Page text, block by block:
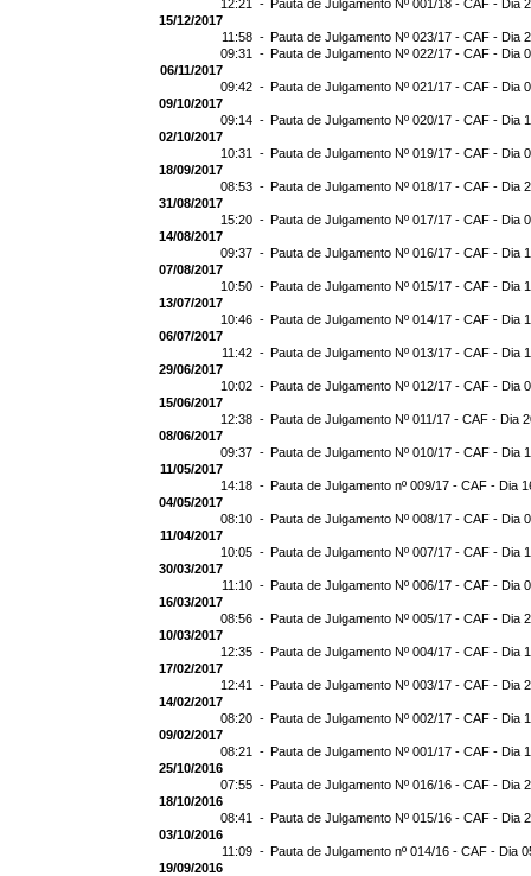
12:21 - Pauta de Julgamento Nº 001/18 - CAF - Dia
15/12/2017
11:58 - Pauta de Julgamento Nº 023/17 - CAF - Dia
09:31 - Pauta de Julgamento Nº 022/17 - CAF - Dia
06/11/2017
09:42 - Pauta de Julgamento Nº 021/17 - CAF - Dia
09/10/2017
09:14 - Pauta de Julgamento Nº 020/17 - CAF - Dia
02/10/2017
10:31 - Pauta de Julgamento Nº 019/17 - CAF - Dia
18/09/2017
08:53 - Pauta de Julgamento Nº 018/17 - CAF - Dia
31/08/2017
15:20 - Pauta de Julgamento Nº 017/17 - CAF - Dia
14/08/2017
09:37 - Pauta de Julgamento Nº 016/17 - CAF - Dia
07/08/2017
10:50 - Pauta de Julgamento Nº 015/17 - CAF - Dia
13/07/2017
10:46 - Pauta de Julgamento Nº 014/17 - CAF - Dia
06/07/2017
11:42 - Pauta de Julgamento Nº 013/17 - CAF - Dia
29/06/2017
10:02 - Pauta de Julgamento Nº 012/17 - CAF - Dia
15/06/2017
12:38 - Pauta de Julgamento Nº 011/17 - CAF - Dia
08/06/2017
09:37 - Pauta de Julgamento Nº 010/17 - CAF - Dia
11/05/2017
14:18 - Pauta de Julgamento nº 009/17 - CAF - Dia
04/05/2017
08:10 - Pauta de Julgamento Nº 008/17 - CAF - Dia
11/04/2017
10:05 - Pauta de Julgamento Nº 007/17 - CAF - Dia
30/03/2017
11:10 - Pauta de Julgamento Nº 006/17 - CAF - Dia
16/03/2017
08:56 - Pauta de Julgamento Nº 005/17 - CAF - Dia
10/03/2017
12:35 - Pauta de Julgamento Nº 004/17 - CAF - Dia
17/02/2017
12:41 - Pauta de Julgamento Nº 003/17 - CAF - Dia
14/02/2017
08:20 - Pauta de Julgamento Nº 002/17 - CAF - Dia
09/02/2017
08:21 - Pauta de Julgamento Nº 001/17 - CAF - Dia
25/10/2016
07:55 - Pauta de Julgamento Nº 016/16 - CAF - Dia
18/10/2016
08:41 - Pauta de Julgamento Nº 015/16 - CAF - Dia
03/10/2016
11:09 - Pauta de Julgamento nº 014/16 - CAF - Dia
19/09/2016